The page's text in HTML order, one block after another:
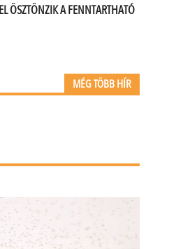
ÖSZTÖNZIK A FENNTARTHATÓ
MÉG TÖBB HÍR